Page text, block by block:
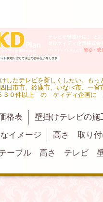
したテレビを新しくしたい。も
四日市市、鈴鹿市、いなべ市
３０件以上 の ケィディ企画に
格表 壁掛けテレビの施
イメージ
高さ 取り
ーブル 高さ テレビ